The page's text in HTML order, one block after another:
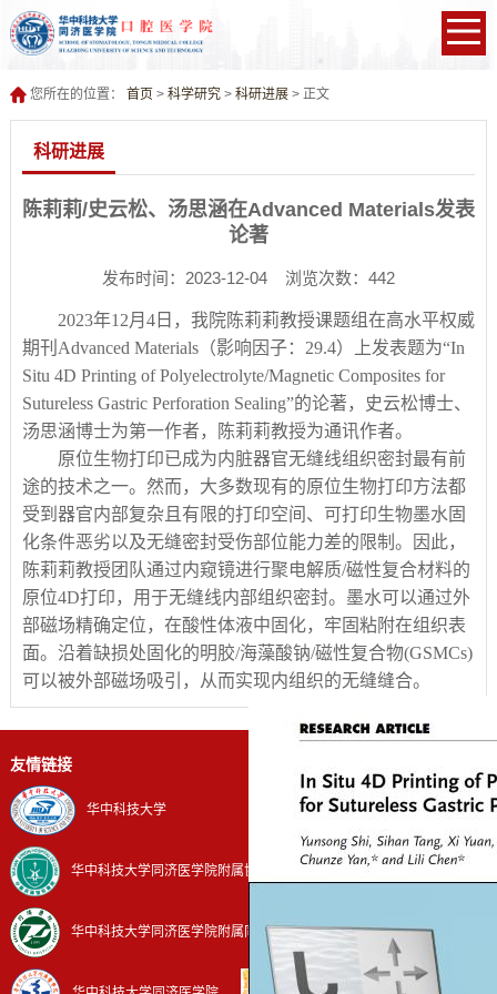
您所在的位置： 首页 > 科学研究> 科研进展> 正文
科研进展
陈莉莉/史云松、汤思涵在Advanced Materials发表
论著
发布时间：2023-12-04 浏览次数： 442
2023年12月 4日，我院陈莉莉教授课题组在高水平权威
期刊Advanced Materials（影响因子： 29.4）上发表题为“In
Situ 4D Printing of Polyelectrolyte/Magnetic Composites for
Sutureless Gastric Perforation Sealing”的论著，史云松博士、
汤思涵博士为第一作者，陈莉莉教授为通讯作者。
原位生物打印已成为内脏器官无缝线组织密封最有前
途的技术之一。然而，大多数现有的原位生物打印方法都
受到器官内部复杂且有限的打印空间、可打印生物墨水固
化条件恶劣以及无缝密封受伤部位能力差的限制。因此，
陈莉莉教授团队通过内窥镜进行聚电解质/磁性复合材料的
原位4D打印，用于无缝线内部组织密封。墨水可以通过外
部磁场精确定位，在酸性体液中固化，牢固粘附在组织表
面。沿着缺损处固化的明胶/海藻酸钠/磁性复合物(GSMCs)
可以被外部磁场吸引，从而实现内组织的无缝缝合。
友情链接
华中科技大学
华中科技大学同济医学院附属协和医院
华中科技大学同济医学院附属同济医院